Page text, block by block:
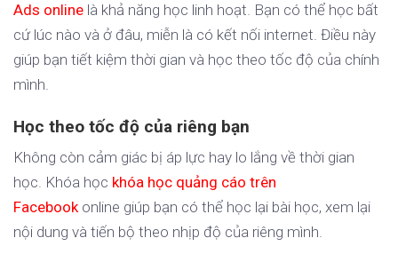
Ads online là khả năng học linh hoạt. Bạn có thể học bất
cứ lúc nào và ở đâu, miễn là có kết nối internet. Điều này
giúp bạn tiết kiệm thời gian và học theo tốc độ của chính
mình.
Học theo tốc độ của riêng bạn
Không còn cảm giác bị áp lực hay lo lắng về thời gian
học. Khóa học khóa học quảng cáo trên
Facebookonline giúp bạn có thể học lại bài học, xem lại
nội dung và tiến bộ theo nhịp độ của riêng mình.